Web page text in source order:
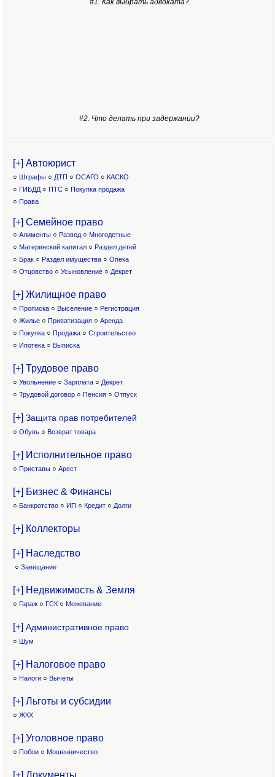
#2. Что делать при задержании?
[+] Автоюрист
○ Штрафы ○ ДТП ○ ОСАГО ○ КАСКО
○ ГИБДД ○ ПТС ○ Покупка продажа
○ Права
[+] Семейное право
○ Алименты ○ Развод ○ Многодетные
○ Материнский капитал○ Раздел детей
○ Брак ○ Раздел имущества ○ Опека
○ Отцовство○ Усыновление ○ Декрет
[+] Жилищное право
○ Прописка ○ Выселение ○ Регистрация
○ Жилье ○ Приватизация ○ Аренда
○ Покупка ○ Продажа ○ Строительство
○ Ипотека ○ Выписка
[+] Трудовое право
○ Увольнение ○ Зарплата ○ Декрет
○ Трудовой договор ○ Пенсия ○ Отпуск
[+] Защита прав потребителей
○ Обувь ○ Возврат товара
[+] Исполнительное право
○ Приставы ○ Арест
[+] Бизнес & Финансы
○ Банкротство ○ ИП ○ Кредит ○ Долги
[+] Коллекторы
[+] Наследство
○ Завещание
[+] Недвижимость & Земля
○ Гараж ○ ГСК ○ Межевание
[+] Административное право
○ Шум
[+] Налоговое право
○ Налоги ○ Вычеты
[+] Льготы и субсидии
○ ЖКХ
[+] Уголовное право
○ Побои ○ Мошенничество